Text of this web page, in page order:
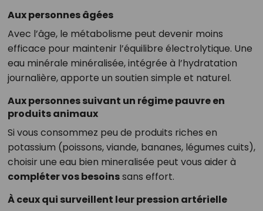
Aux personnes âgées
Avec l’âge, le métabolisme peut devenir moins
efficace pour maintenir l’équilibre électrolytique. Une
eau minérale minéralisée, intégrée à l’hydratation
journalière, apporte un soutien simple et naturel.
Aux personnes suivant un régime pauvre en
produits animaux
Si vous consommez peu de produits riches en
potassium (poissons, viande, bananes, légumes cuits),
choisir une eau bien mineralisée peut vous aider à
compléter vos besoinssans effort.
À ceux qui surveillent leur pression artérielle